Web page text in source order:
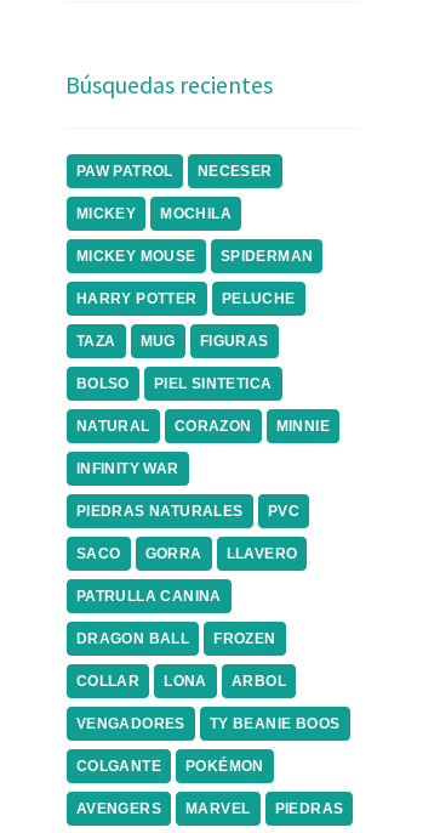
Búsquedas recientes
PAW PATROL NECESER
MICKEY MOCHILA
MICKEY MOUSE SPIDERMAN
HARRY POTTER PELUCHE
TAZA MUG FIGURAS
BOLSO PIEL SINTETICA
NATURAL CORAZON MINNIE
INFINITY WAR
PIEDRAS NATURALES PVC
SACO GORRA LLAVERO
PATRULLA CANINA
DRAGON BALL FROZEN
COLLAR LONA ARBOL
VENGADORES TY BEANIE BOOS
COLGANTE POKÉMON
AVENGERS MARVEL PIEDRAS